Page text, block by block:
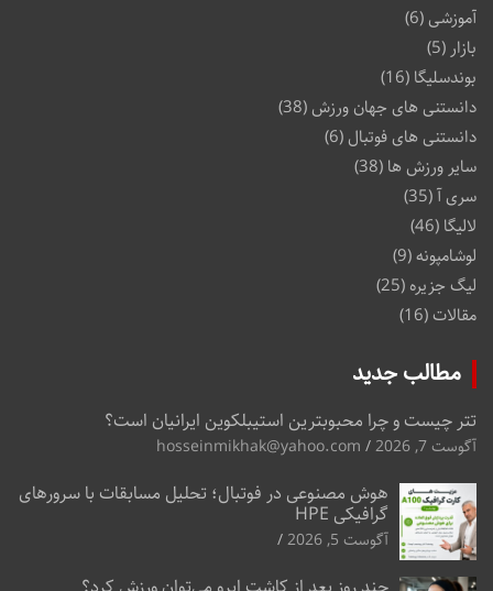
آموزشی(6)
بازار (5)
بوندسلیگا (16)
دانستنی های جهان ورزش(38)
دانستنی های فوتبال (6)
سایر ورزش ها (38)
سری آ(35)
لالیگا (46)
لوشامپونه(9)
لیگ جزیره (25)
مقالات(16)
مطالب جدید
تتر چیست و چرا محبوبترین استیبلکوین ایرانیان است؟
آگوست 7, 2026 hosseinmikhak@yahoo.com
هوش مصنوعی در فوتبال؛ تحلیل مسابقات با سرورهای
گرافیکی HPE
آگوست 5, 2026